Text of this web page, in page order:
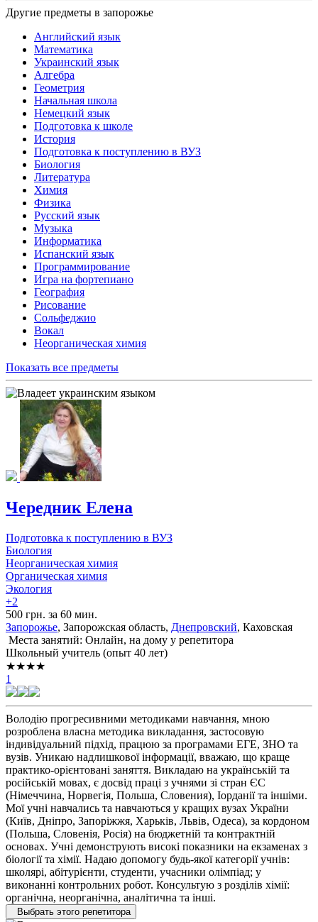
Другие предметы в запорожье
Английский язык
Математика
Украинский язык
Алгебра
Геометрия
Начальная школа
Немецкий язык
Подготовка к школе
История
Подготовка к поступлению в ВУЗ
Биология
Литература
Химия
Физика
Русский язык
Музыка
Информатика
Испанский язык
Программирование
Игра на фортепиано
География
Рисование
Сольфеджио
Вокал
Неорганическая химия
Показать все предметы
Чередник Елена
Подготовка к поступлению в ВУЗ
Биология
Неорганическая химия
Органическая химия
Экология
+2
500 грн. за 60 мин.
Запорожье, Запорожская область, Днепровский, Каховская
Места занятий: Онлайн, на дому у репетитора
Школьный учитель (опыт 40 лет)
★★★★
1
Володію прогресивними методиками навчання, мною
розроблена власна методика викладання, застосовую
індивідуальний підхід, працюю за програмами ЕГЕ, ЗНО та
вузів. Уникаю надлишкової інформації, вважаю, що краще
практико-орієнтовані заняття. Викладаю на українській та
російській мовах, є досвід праці з учнями зі стран ЄС
(Німеччина, Норвегія, Польша, Словения), Іорданії та іншіми.
Мої учні навчались та навчаються у кращих вузах України
(Київ, Дніпро, Запоріжжя, Харьків, Львів, Одеса), за кордоном
(Польша, Словенія, Росія) на бюджетній та контрактній
основах. Учні демонструють високі показники на екзаменах з
біології та хімії. Надаю допомогу будь-якої категорії учнів:
школярі, абітурієнти, студенти, учасники олімпіад; у
виконанні контрольних робот. Консультую з розділів хімії:
органічна, неорганічна, аналітична та інші.
Выбрать этого репетитора